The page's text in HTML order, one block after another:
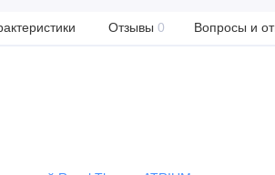
Отзывы 0 Вопросы и